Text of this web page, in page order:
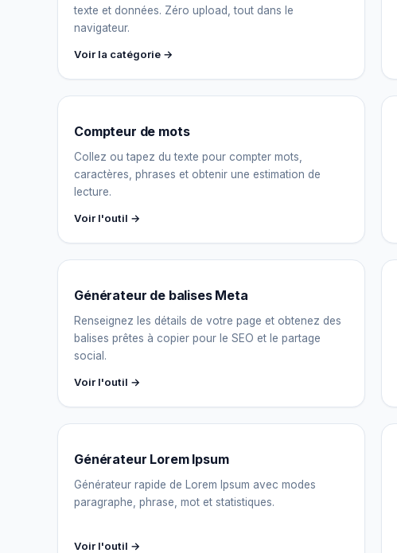
texte et données. Zéro upload, tout dans le
navigateur.
Voir la catégorie →
Compteur de mots
Collez ou tapez du texte pour compter mots,
caractères, phrases et obtenir une estimation de
lecture.
Voir l'outil →
Générateur de balises Meta
Renseignez les détails de votre page et obtenez des
balises prêtes à copier pour le SEO et le partage
social.
Voir l'outil →
Générateur Lorem Ipsum
Générateur rapide de Lorem Ipsum avec modes
paragraphe, phrase, mot et statistiques.
Voir l'outil →